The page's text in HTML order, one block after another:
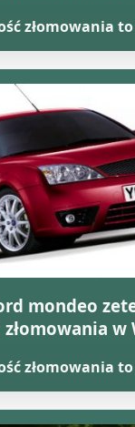
złomowania to
mondeo
w
złomowania to